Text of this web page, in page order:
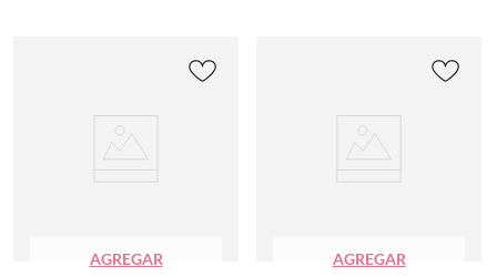
AGREGAR AGREGAR